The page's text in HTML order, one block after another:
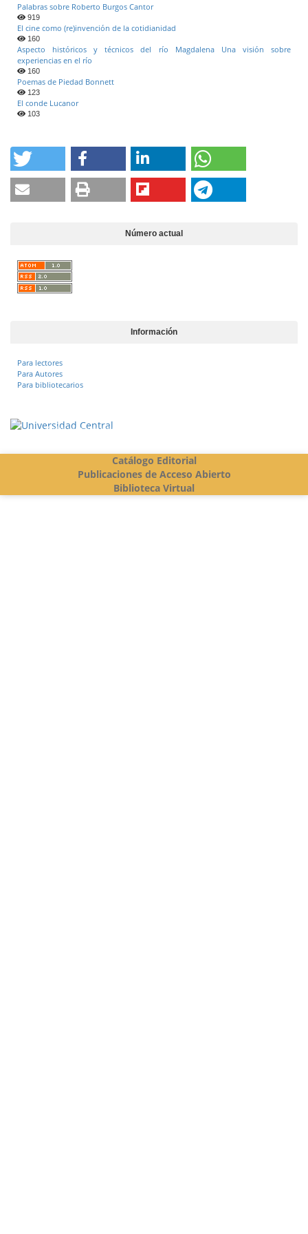
Palabras sobre Roberto Burgos Cantor
919
El cine como (re)invención de la cotidianidad
160
Aspecto históricos y técnicos del río Magdalena Una visión sobre
experiencias en el río
160
Poemas de Piedad Bonnett
123
El conde Lucanor
103
Número actual
Información
Para lectores
Para Autores
Para bibliotecarios
Vigilada Mineducación
Catálogo Editorial
Publicaciones de Acceso Abierto
Biblioteca Virtual